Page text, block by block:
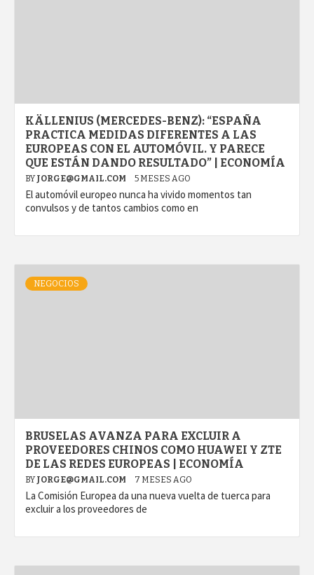
KÄLLENIUS (MERCEDES-BENZ): “ESPAÑA
PRACTICA MEDIDAS DIFERENTES A LAS
EUROPEAS CON EL AUTOMÓVIL. Y PARECE
QUE ESTÁN DANDO RESULTADO” | ECONOMÍA
BY JORGE@GMAIL.COM 5 MESES AGO
El automóvil europeo nunca ha vivido momentos tan
convulsos y de tantos cambios como en
NEGOCIOS
BRUSELAS AVANZA PARA EXCLUIR A
PROVEEDORES CHINOS COMO HUAWEI Y ZTE
DE LAS REDES EUROPEAS | ECONOMÍA
BY JORGE@GMAIL.COM 7 MESES AGO
La Comisión Europea da una nueva vuelta de tuerca para
excluir a los proveedores de